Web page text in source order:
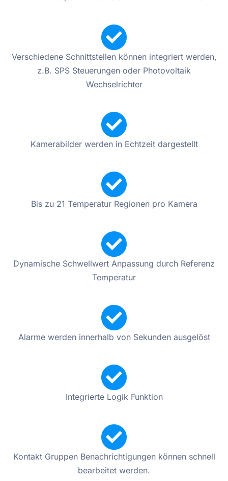
Verschiedene Schnittstellen können integriert werden,
z.B. SPS Steuerungen oder Photovoltaik
Wechselrichter
Kamerabilder werden in Echtzeit dargestellt
Bis zu 21 Temperatur Regionen pro Kamera
Dynamische Schwellwert Anpassung durch Referenz
Temperatur
Alarme werden innerhalb von Sekunden ausgelöst
Integrierte Logik Funktion
Kontakt Gruppen Benachrichtigungen können schnell
bearbeitet werden.